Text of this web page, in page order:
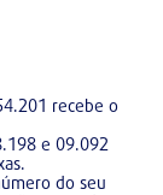
recebe o
e 09.092
do seu